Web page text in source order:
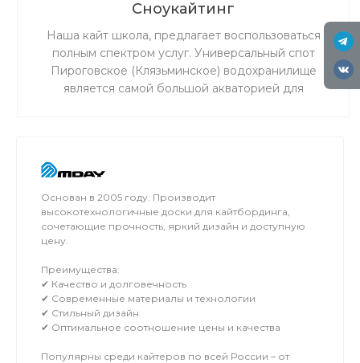
Сноукайтинг
Наша кайт школа, предлагает воспользоваться
полным спектром услуг. Универсальный спот
Пироговское (Клязьминское) водохранилище
является самой большой акваторией для
мокро или нет снега, мы занимаемся на соседнем
Основан в 2005 году. Производит
высокотехнологичные доски для кайтбординга,
сочетающие прочность, яркий дизайн и доступную
цену.
Преимущества:
✔ Качество и долговечность
✔ Современные материалы и технологии
✔ Стильный дизайн
✔ Оптимальное соотношение цены и качества
Популярны среди кайтеров по всей России – от